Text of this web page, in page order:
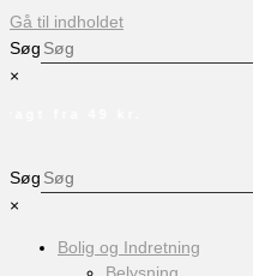
Gå til indholdet
Søg
×
Søg
×
Bolig og Indretning